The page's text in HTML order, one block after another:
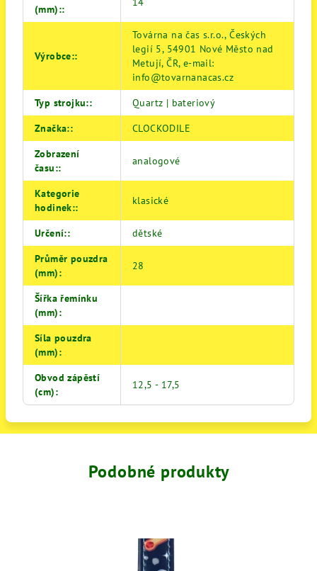
(mm)::
Výrobce::
Továrna na čas s.r.o., Českých
legií 5, 54901 Nové Město nad
Metují, ČR, e-mail:
info@tovarnanacas.cz
Typ strojku::
Quartz | bateriový
Značka::
CLOCKODILE
Zobrazení
času::
analogové
Kategorie
hodinek::
klasické
Určení::
dětské
Průměr pouzdra
(mm):
28
Šířka řemínku
(mm):
Síla pouzdra
(mm):
Obvod zápěstí
(cm):
12,5 - 17,5
Podobné produkty